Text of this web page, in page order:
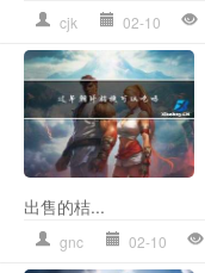
cjk 02-10
出售的桔...
gnc 02-10